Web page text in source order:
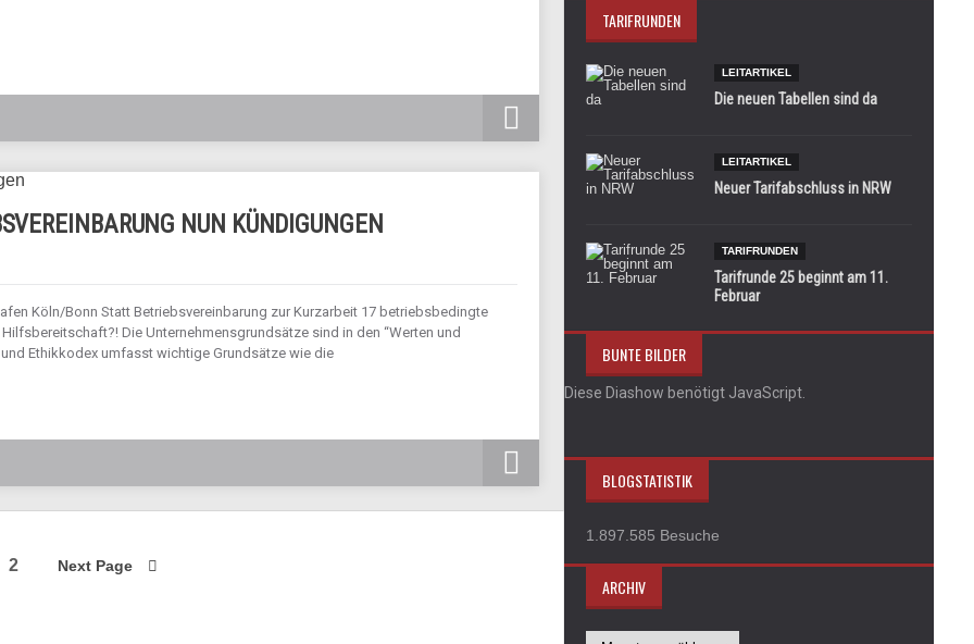
NUN KÜNDIGUNGEN
Köln/Bonn Statt Betriebsvereinbarung zur Kurzarbeit 17 betriebsbedingte
Die Unternehmensgrundsätze sind in den “Werten und
Ethikkodex umfasst wichtige Grundsätze wie die
2 Next Page
TARIFRUNDEN
LEITARTIKEL
Die neuen Tabellen sind da
LEITARTIKEL
Neuer Tarifabschluss in NRW
TARIFRUNDEN
Tarifrunde 25 beginnt am 11.
Februar
BUNTE BILDER
Diese Diashow benötigt JavaScript.
BLOGSTATISTIK
1.897.585 Besuche
ARCHIV